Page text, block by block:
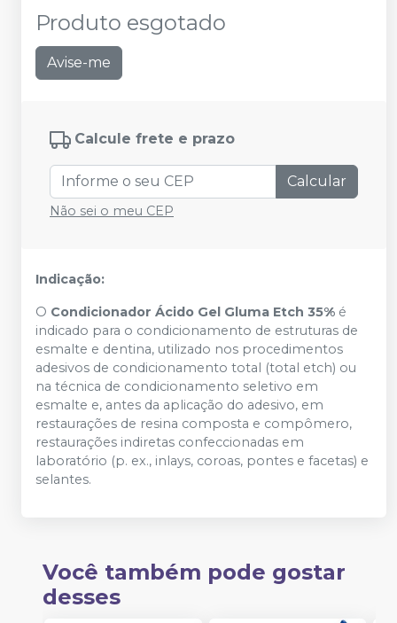
Produto esgotado
Avise-me
Calcule frete e prazo
Calcular
Não sei o meu CEP
Indicação:
O Condicionador Ácido Gel Gluma Etch 35% é
indicado para o condicionamento de estruturas de
esmalte e dentina, utilizado nos procedimentos
adesivos de condicionamento total (total etch) ou
na técnica de condicionamento seletivo em
esmalte e, antes da aplicação do adesivo, em
restaurações de resina composta e compômero,
restaurações indiretas confeccionadas em
laboratório (p. ex., inlays, coroas, pontes e facetas) e
selantes.
Você também pode gostar
desses